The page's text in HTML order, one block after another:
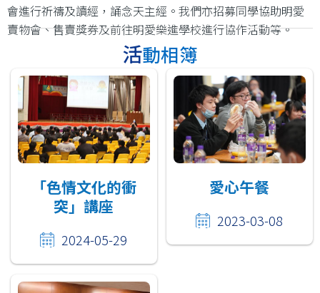
會進行祈禱及讀經，誦念天主經。我們亦招募同學協助明愛
賣物會、售賣獎券及前往明愛樂進學校進行協作活動等。
活動相簿
「色情文化的衝
突」講座
2024-05-29
愛心午餐
2023-03-08